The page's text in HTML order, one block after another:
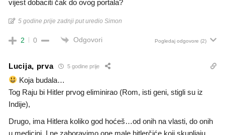
vijest dobaciti čak do ovog portala?
5 godine prije zadnji put uredio Simon
2 0 Odgovori Pogledaj odgovore (2)
Lucija, prva 5 godine prije
Koja budala…
Tog Raju bi Hitler prvog eliminirao (Rom, isti geni, stigli su iz
Indije),
Drugo, ima Hitlera koliko god hoćeš…od onih na vlasti, do onih
u medicini. I ne zaboravimo one male hitlerčiće koji skupljaju